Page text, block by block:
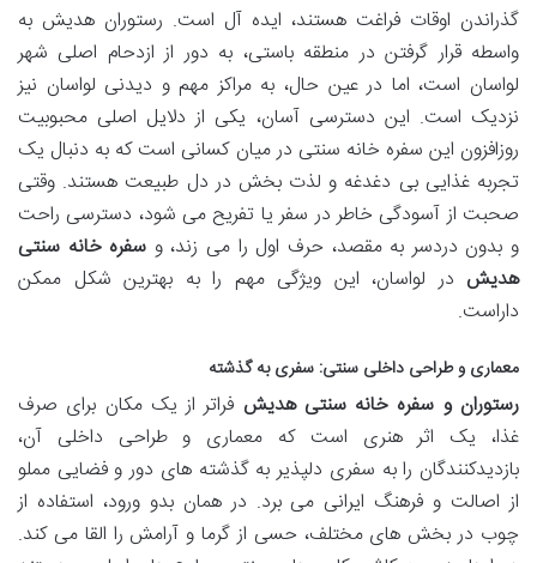
گذراندن اوقات فراغت هستند، ایده آل است. رستوران هدیش به
واسطه قرار گرفتن در منطقه باستی، به دور از ازدحام اصلی شهر
لواسان است، اما در عین حال، به مراکز مهم و دیدنی لواسان نیز
نزدیک است. این دسترسی آسان، یکی از دلایل اصلی محبوبیت
روزافزون این سفره خانه سنتی در میان کسانی است که به دنبال یک
تجربه غذایی بی دغدغه و لذت بخش در دل طبیعت هستند. وقتی
صحبت از آسودگی خاطر در سفر یا تفریح می شود، دسترسی راحت
و بدون دردسر به مقصد، حرف اول را می زند، و سفره خانه سنتی
هدیش در لواسان، این ویژگی مهم را به بهترین شکل ممکن
داراست.
معماری و طراحی داخلی سنتی: سفری به گذشته
رستوران و سفره خانه سنتی هدیش فراتر از یک مکان برای صرف
غذا، یک اثر هنری است که معماری و طراحی داخلی آن،
بازدیدکنندگان را به سفری دلپذیر به گذشته های دور و فضایی مملو
از اصالت و فرهنگ ایرانی می برد. در همان بدو ورود، استفاده از
چوب در بخش های مختلف، حسی از گرما و آرامش را القا می کند.